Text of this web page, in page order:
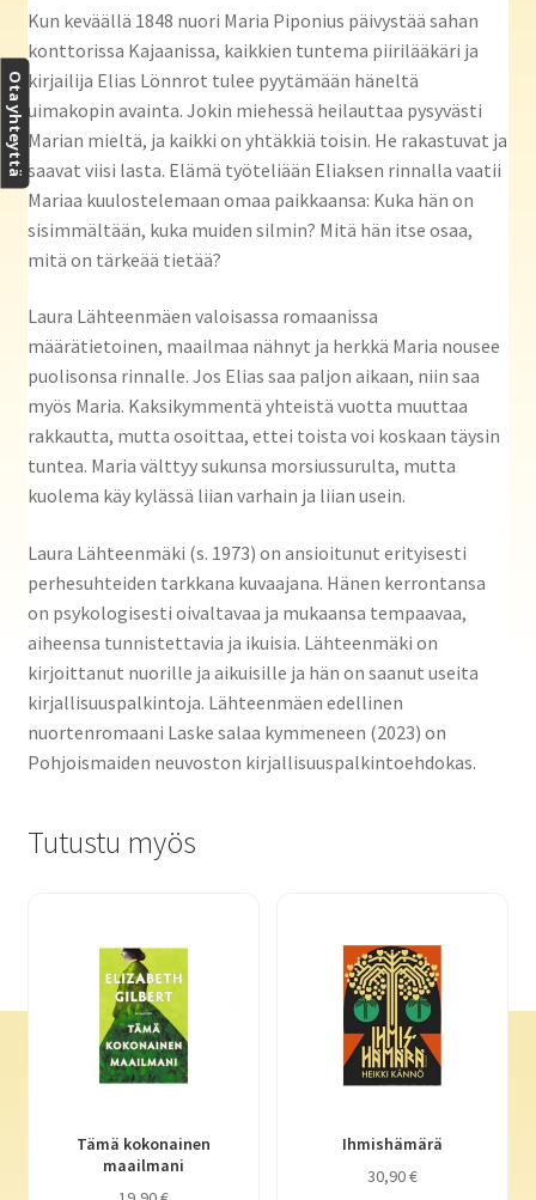
Kun keväällä 1848 nuori Maria Piponius päivystää sahan
konttorissa Kajaanissa, kaikkien tuntema piirilääkäri ja
kirjailija Elias Lönnrot tulee pyytämään häneltä
uimakopin avainta. Jokin miehessä heilauttaa pysyvästi
Marian mieltä, ja kaikki on yhtäkkiä toisin. He rakastuvat ja
saavat viisi lasta. Elämä työteliään Eliaksen rinnalla vaatii
Mariaa kuulostelemaan omaa paikkaansa: Kuka hän on
sisimmältään, kuka muiden silmin? Mitä hän itse osaa,
mitä on tärkeää tietää?
Laura Lähteenmäen valoisassa romaanissa
määrätietoinen, maailmaa nähnyt ja herkkä Maria nousee
puolisonsa rinnalle. Jos Elias saa paljon aikaan, niin saa
myös Maria. Kaksikymmentä yhteistä vuotta muuttaa
rakkautta, mutta osoittaa, ettei toista voi koskaan täysin
tuntea. Maria välttyy sukunsa morsiussurulta, mutta
kuolema käy kylässä liian varhain ja liian usein.
Laura Lähteenmäki (s. 1973) on ansioitunut erityisesti
perhesuhteiden tarkkana kuvaajana. Hänen kerrontansa
on psykologisesti oivaltavaa ja mukaansa tempaavaa,
aiheensa tunnistettavia ja ikuisia. Lähteenmäki on
kirjoittanut nuorille ja aikuisille ja hän on saanut useita
kirjallisuuspalkintoja. Lähteenmäen edellinen
nuortenromaani Laske salaa kymmeneen (2023) on
Pohjoismaiden neuvoston kirjallisuuspalkintoehdokas.
Tutustu myös
Tämä kokonainen
maailmani
Ihmishämärä
30,90€
Ota yhteyttä